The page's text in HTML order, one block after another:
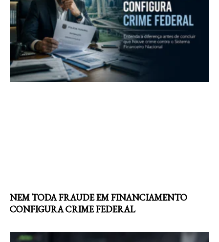
NEM TODA FRAUDE EM FINANCIAMENTO
CONFIGURA CRIME FEDERAL